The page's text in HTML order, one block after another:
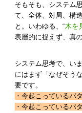
そもそも、システム
て、全体、対局、構
と。いわゆる、“木を
表層的に捉えず、真
システム思考で、い
にはまず「なぜそう
要です。
・今起こっているパ
・今起こっているパ